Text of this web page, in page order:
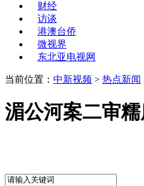
财经
访谈
港澳台侨
微视界
东北亚电视网
当前位置： 中新视频 > 热点新闻
湄公河案二审